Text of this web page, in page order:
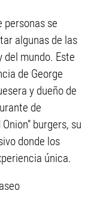
personas se
algunas de las
del mundo. Este
de George
y dueño de
de
burgers, su
donde los
única.